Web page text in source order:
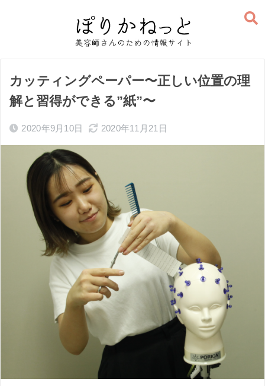
カッティングペーパー〜正しい位置の理
解と習得ができる”紙”〜
2020年9月10日 2020年11月21日